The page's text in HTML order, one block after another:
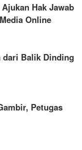
Hak Jawab
Online
dari Balik Dinding
Petugas